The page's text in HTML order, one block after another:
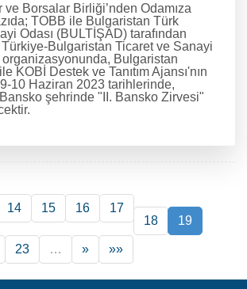
Borsalar Birliği’nden Odamıza
TOBB ile Bulgaristan Türk
Odası (BULTİŞAD) tarafından
Bulgaristan Ticaret ve Sanayi
organizasyonunda, Bulgaristan
KOBİ Destek ve Tanıtım Ajansı'nın
9-10 Haziran 2023 tarihlerinde,
şehrinde "II. Bansko Zirvesi"
14 15 16
17
18
19
23 … » »»